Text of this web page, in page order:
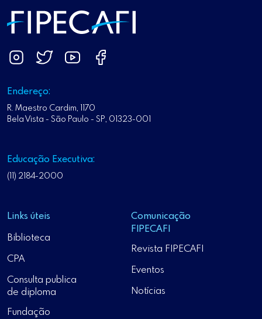
Endereço:
R. Maestro Cardim, 1170
Bela Vista - São Paulo - SP, 01323-001
Educação Executiva:
(11) 2184-2000
Links úteis
Biblioteca
CPA
Consulta publica
de diploma
Fundação
Comunicação
FIPECAFI
Revista FIPECAFI
Eventos
Notícias